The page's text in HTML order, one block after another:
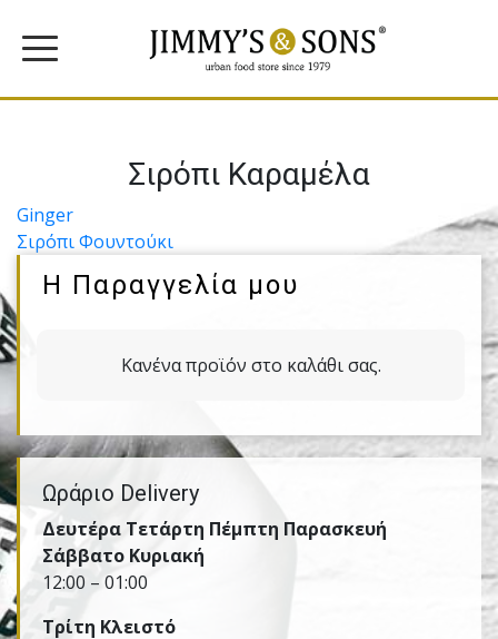
Σιρόπι Καραμέλα
Πλοήγηση
άρθρων
Ginger
Σιρόπι Φουντούκι
Η Παραγγελία μου
Κανένα προϊόν στο καλάθι σας.
Ωράριο Delivery
Δευτέρα Τετάρτη Πέμπτη Παρασκευή
Σάββατο Κυριακή
12:00 – 01:00
Τρίτη Kλειστό